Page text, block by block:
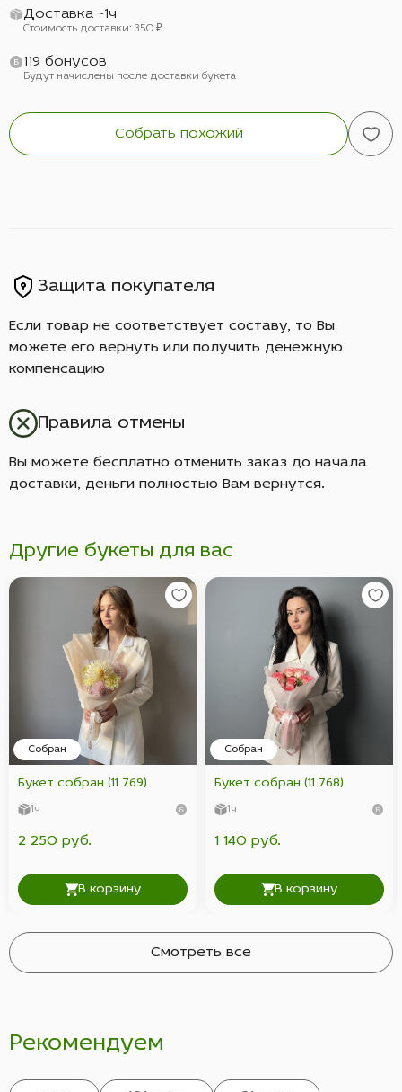
Доставка ~1ч
Стоимость доставки: 350 ₽
119 бонусов
Будут начислены после доставки букета
Собрать похожий
Защита покупателя
Если товар не соответствует составу, то Вы
можете его вернуть или получить денежную
компенсацию
Правила отмены
Вы можете бесплатно отменить заказ до начала
доставки, деньги полностью Вам вернутся.
Другие букеты для вас
Собран
Букет собран (11 769)
1ч
2 250 руб.
В корзину
Собран
Букет собран (11 768)
1ч
1 140 руб.
В корзину
Смотреть все
Рекомендуем